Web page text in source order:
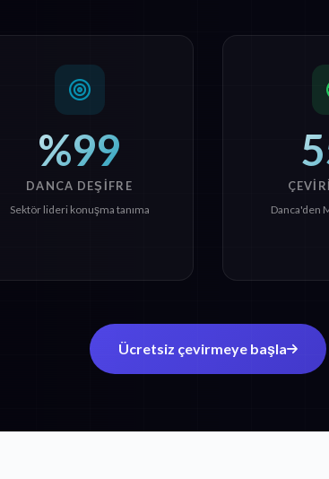
%99
DANCA DEŞIFRE
Sektör lideri konuşma tanıma Danca'den
Ücretsiz çevirmeye başla